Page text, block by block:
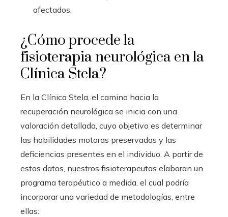
afectados.
¿Cómo procede la
fisioterapia neurológica en la
Clínica Stela?
En la Clínica Stela, el camino hacia la
recuperación neurológica se inicia con una
valoración detallada, cuyo objetivo es determinar
las habilidades motoras preservadas y las
deficiencias presentes en el individuo. A partir de
estos datos, nuestros fisioterapeutas elaboran un
programa terapéutico a medida, el cual podría
incorporar una variedad de metodologías, entre
ellas: